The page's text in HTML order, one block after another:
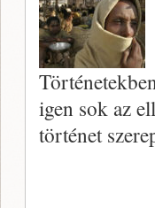
igen sok az
történet